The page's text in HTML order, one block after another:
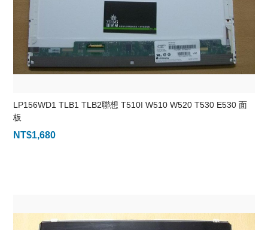
LP156WD1 TLB1 TLB2聯想 T510I W510 W520 T530 E530 面
板
NT$1,680